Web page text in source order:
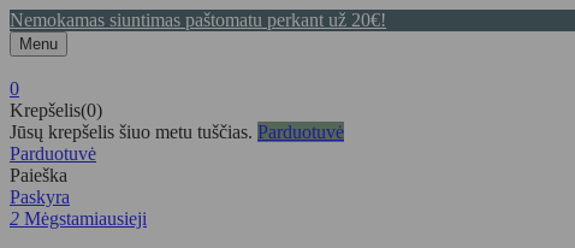
Nemokamas siuntimas paštomatu perkant už 20€!
Menu
0
Krepšelis(0)
Jūsų krepšelis šiuo metu tuščias. Parduotuvė
Parduotuvė
Paieška
Paskyra
2 Mėgstamiausieji